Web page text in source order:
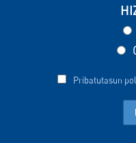
Pribatutasun